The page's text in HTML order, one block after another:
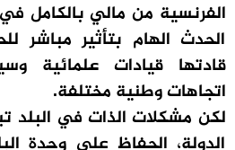
الحدث الهام بتأثير مباشر
قادتها قيادات علمائية
اتجاهات وطنية مختلفة.
لكن مشكلات الذات في البلد